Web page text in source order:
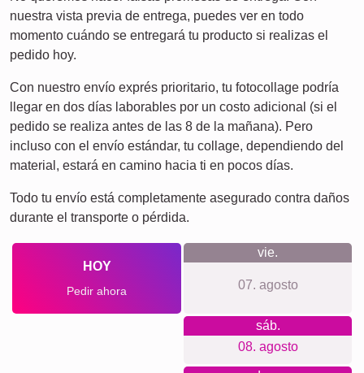
Te lo ponemos fácil: no necesitas cuenta, no hay rastreo ni
newsletter. Precios claros, sin costes ocultos, con sistema
de colgado incluido. Materiales y impresión de primera, una
app intuitiva para principiantes y expertos, formatos desde
póster hasta grandes lienzos, producción local sostenible y
clima neutro, y valoraciones reales de clientes satisfechos.
Para cada ocasión...
Idea de regalo para estas fiestas, para Papá Noel y Reyes.
pareja con fechas especiales, a amigos con los mejores
momentos del año, a un recién llegado a la familia, o para